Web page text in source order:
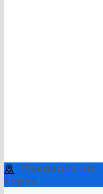
Показать на
карте